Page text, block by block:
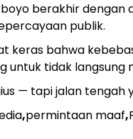
berakhir
publik.
keras bahwa
untuk tidak
— tapi jalan
,permintaan maaf,